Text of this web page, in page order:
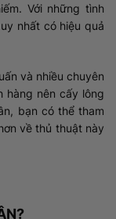
Với những tình
nhất có hiệu quả
và nhiều chuyên
hàng nên cấy lông
bạn có thể tham
về thủ thuật này